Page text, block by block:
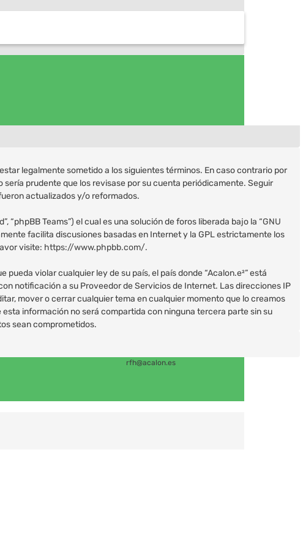
legalmente sometido a los siguientes términos. En caso contrario por
prudente que los revisase por su cuenta periódicamente. Seguir
actualizados y/o reformados.
“phpBB Teams”) el cual es una solución de foros liberada bajo la “GNU
facilita discusiones basadas en Internet y la GPL estrictamente los
visite: https://www.phpbb.com/.
violar cualquier ley de su país, el país donde “Acalon.e²” está
notificación a su Proveedor de Servicios de Internet. Las direcciones IP
mover o cerrar cualquier tema en cualquier momento que lo creamos
información no será compartida con ninguna tercera parte sin su
sean comprometidos.
rfh@acalon.es